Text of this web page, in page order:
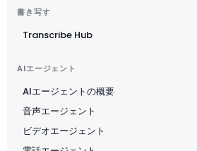
書き写す
Transcribe Hub
AIエージェント
AIエージェントの概要
音声エージェント
ビデオエージェント